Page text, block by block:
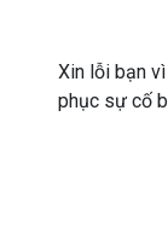
Xin lỗi bạn
phục sự cố